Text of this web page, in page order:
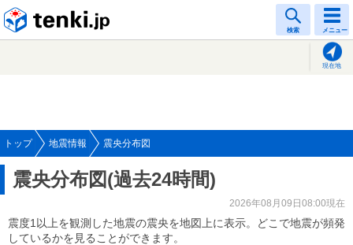
検索 メニュー
現在地
トップ 地震情報 震央分布図
震央分布図(過去24時間)
2026年08月09日08:00現在
震度1以上を観測した地震の震央を地図上に表示。どこで地震が頻発
しているかを見ることができます。